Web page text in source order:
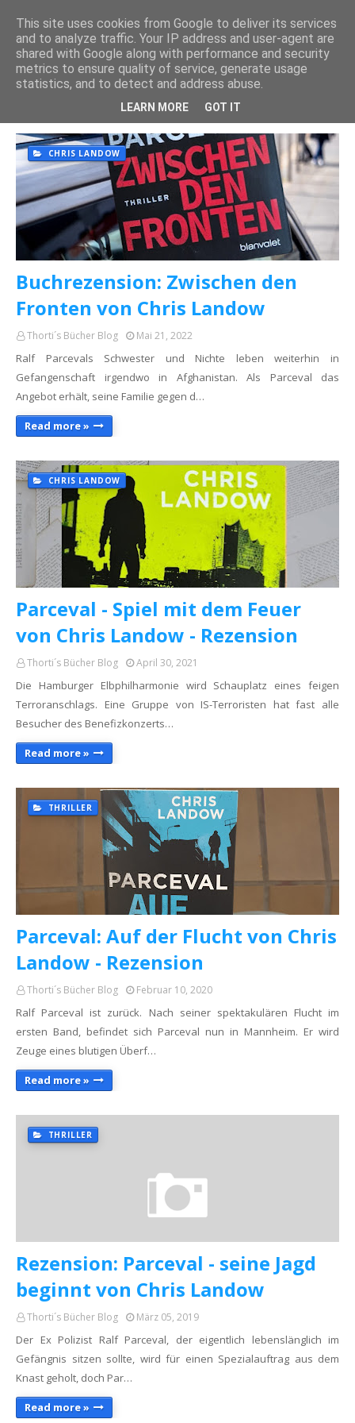
Posts mit dem Label " CHRIS LANDOW " werden angezeigt.
CHRIS LANDOW
Buchrezension: Zwischen den
Fronten von Chris Landow
Thorti´s Bücher Blog Mai 21, 2022
Ralf Parcevals Schwester und Nichte leben weiterhin in
Gefangenschaft irgendwo in Afghanistan. Als Parceval das
Angebot erhält, seine Familie gegen d…
Read more »
CHRIS LANDOW
Parceval - Spiel mit dem Feuer
von Chris Landow - Rezension
Thorti´s Bücher Blog April 30, 2021
Die Hamburger Elbphilharmonie wird Schauplatz eines feigen
Terroranschlags. Eine Gruppe von IS-Terroristen hat fast alle
Besucher des Benefizkonzerts…
Read more »
THRILLER
Parceval: Auf der Flucht von Chris
Landow - Rezension
Thorti´s Bücher Blog Februar 10, 2020
Ralf Parceval ist zurück. Nach seiner spektakulären Flucht im
ersten Band, befindet sich Parceval nun in Mannheim. Er wird
Zeuge eines blutigen Überf…
Read more »
THRILLER
Rezension: Parceval - seine Jagd
beginnt von Chris Landow
Thorti´s Bücher Blog März 05, 2019
Der Ex Polizist Ralf Parceval, der eigentlich lebenslänglich im
Gefängnis sitzen sollte, wird für einen Spezialauftrag aus dem
Knast geholt, doch Par…
Read more »
This site uses cookies from Google to deliver its services
and to analyze traffic. Your IP address and user-agent are
shared with Google along with performance and security
metrics to ensure quality of service, generate usage
statistics, and to detect and address abuse.
LEARN MORE GOT IT